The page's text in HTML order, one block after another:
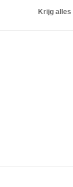
Krijg alles